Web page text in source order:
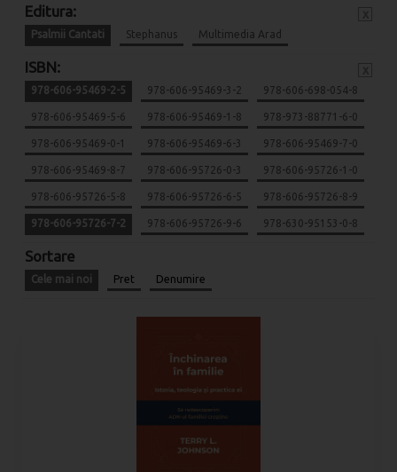
Editura:
Psalmii Cantati Stephanus Multimedia Arad
ISBN:
978-606-95469-2-5 978-606-95469-3-2 978-606-698-054-8
978-606-95469-5-6 978-606-95469-1-8 978-973-88771-6-0
978-606-95469-0-1 978-606-95469-6-3 978-606-95469-7-0
978-606-95469-8-7 978-606-95726-0-3 978-606-95726-1-0
978-606-95726-5-8 978-606-95726-6-5 978-606-95726-8-9
978-606-95726-7-2 978-606-95726-9-6 978-630-95153-0-8
Sortare
Cele mai noi Pret Denumire